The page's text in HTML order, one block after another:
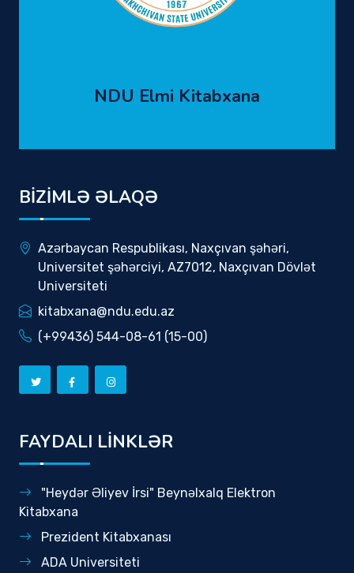
NDU Elmi Kitabxana
BİZİMLƏ ƏLAQƏ
Azərbaycan Respublikası, Naxçıvan şəhəri,
Universitet şəhərciyi, AZ7012, Naxçıvan Dövlət
Universiteti
kitabxana@ndu.edu.az
(+99436) 544-08-61 (15-00)
FAYDALI LİNKLƏR
"Heydər Əliyev İrsi" Beynəlxalq Elektron
Kitabxana
Prezident Kitabxanası
ADA Universiteti